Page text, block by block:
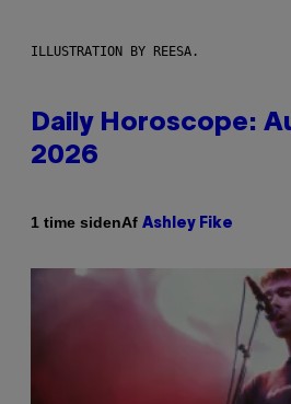
ILLUSTRATION BY REESA.
Daily Horoscope:
2026
1 time sidenAf Ashley Fike